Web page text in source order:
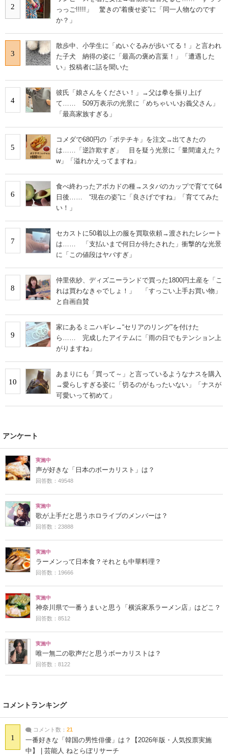
2
っっご!!!!!」 驚きの“着痩せ姿”に「同一人物なのです
か？」
3
散歩中、小学生に「ぬいぐるみが歩いてる！」と言われ
た子犬 納得の姿に「最高の褒め言葉！」「遭遇した
い」投稿者に話を聞いた
4
彼氏「娘さんをください！」→父は拳を振り上げ
て…… 509万表示の光景に「めちゃいいお義父さん」
「最高家族すぎる」
5
コメダで680円の「ポテチキ」を注文→出てきたの
は……「逆詐欺すぎ」 目を疑う光景に「量間違えた？
w」「溢れかえってますね」
6
食べ終わったアボカドの種→スタバのカップで育てて64
日後…… “現在の姿”に「良さげですね」「育ててみた
い！」
7
セカストに50着以上の服を買取依頼→渡されたレシート
は…… 「支払いまで何日か待たされた」衝撃的な光景
に「この値段はヤバすぎ」
8
仲里依紗、ディズニーランドで買った1800円土産を「こ
れは買わなきゃでしょ！」 「すっごい上手お買い物」
と自画自賛
9
家にあるミニハギレ→“セリアのリング”を付けた
ら…… 完成したアイテムに「雨の日でもテンション上
がりますね」
10
あまりにも「買って～」と言っているようなナスを購入
→愛らしすぎる姿に「切るのがもったいない」「ナスが
可愛いって初めて」
アンケート
実施中
声が好きな「日本のボーカリスト」は？
回答数：49548
実施中
歌が上手だと思うホロライブのメンバーは？
回答数：23888
実施中
ラーメンって日本食？それとも中華料理？
回答数：19666
実施中
神奈川県で一番うまいと思う「横浜家系ラーメン店」はどこ？
回答数：8512
実施中
唯一無二の歌声だと思うボーカリストは？
回答数：8122
コメントランキング
1
コメント数： 21
一番好きな「韓国の男性俳優」は？【2026年版・人気投票実施
中】 | 芸能人 ねとらぼリサーチ